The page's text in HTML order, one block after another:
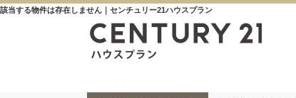
該当する物件は存在しません｜センチュリー21ハウスプラン